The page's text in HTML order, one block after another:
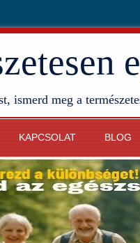
ismerd meg a
KAPCSOLAT BLOG